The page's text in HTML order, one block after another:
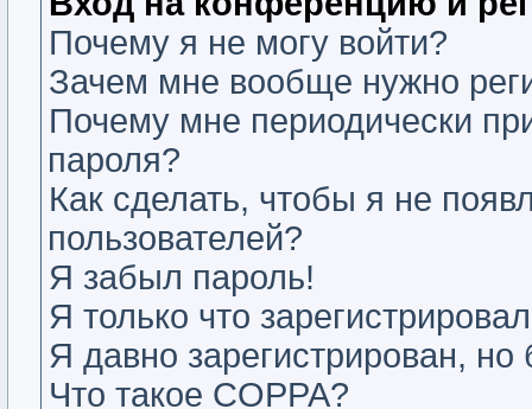
Почему я не могу войти?
Зачем мне вообще нужно
Почему мне периодически
пароля?
Как сделать, чтобы я не
пользователей?
Я забыл пароль!
Я только что
Я давно зарегистрирован,
Что такое COPPA?